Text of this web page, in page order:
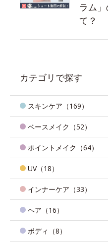
ラム
て？
カテゴリで探す
スキンケア（169）
ベースメイク（52）
ポイントメイク（64）
UV（18）
インナーケア（33）
ヘア（16）
ボディ（8）